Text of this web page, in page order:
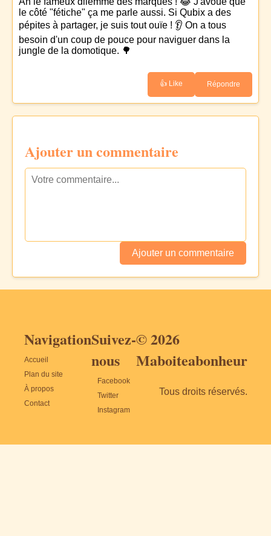
le côté "fétiche" ça me parle aussi. Si Qubix a des
pépites à partager, je suis tout ouïe ! 👂 On a tous
besoin d'un coup de pouce pour naviguer dans la
jungle de la domotique. 🌳
👍 Like Répondre
Ajouter un commentaire
Ajouter un commentaire
Navigation
Accueil
Plan du site
À propos
Contact
Suivez-
nous
Facebook
Twitter
Instagram
© 2026
Maboiteabonheur
Tous droits réservés.